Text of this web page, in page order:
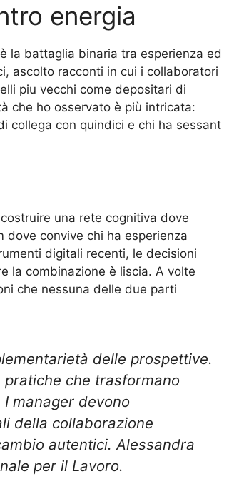
energia
la battaglia binaria tra esperienza ed
ascolto racconti in cui i collaboratori
piu vecchi come depositari di
che ho osservato è più intricata:
collega con quindici e chi ha sessant
una rete cognitiva dove
convive chi ha esperienza
digitali recenti, le decisioni
la combinazione è liscia. A volte
che nessuna delle due parti
delle prospettive.
che trasformano
manager devono
della collaborazione
autentici. Alessandra
per il Lavoro.